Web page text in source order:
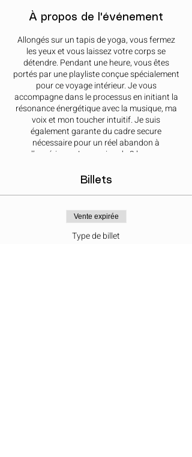
À propos de l'événement
Allongés sur un tapis de yoga, vous fermez
les yeux et vous laissez votre corps se
détendre. Pendant une heure, vous êtes
portés par une playliste conçue spécialement
pour ce voyage intérieur. Je vous
accompagne dans le processus en initiant la
résonance énergétique avec la musique, ma
voix et mon toucher intuitif. Je suis
également garante du cadre secure
nécessaire pour un réel abandon à
l’expérience. La session de 2 heures
complète, un échange d’expérience et des
Billets
Vente expirée
Type de billet